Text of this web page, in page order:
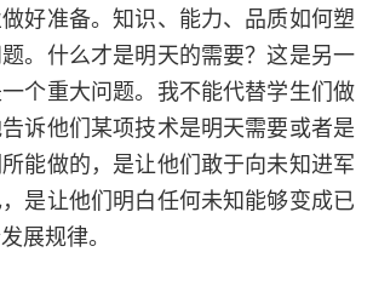
好准备。知识、能力、品质如何塑
。什么才是明天的需要？这是另一
个重大问题。我不能代替学生们做
诉他们某项技术是明天需要或者是
能做的，是让他们敢于向未知进军
是让他们明白任何未知能够变成已
展规律。